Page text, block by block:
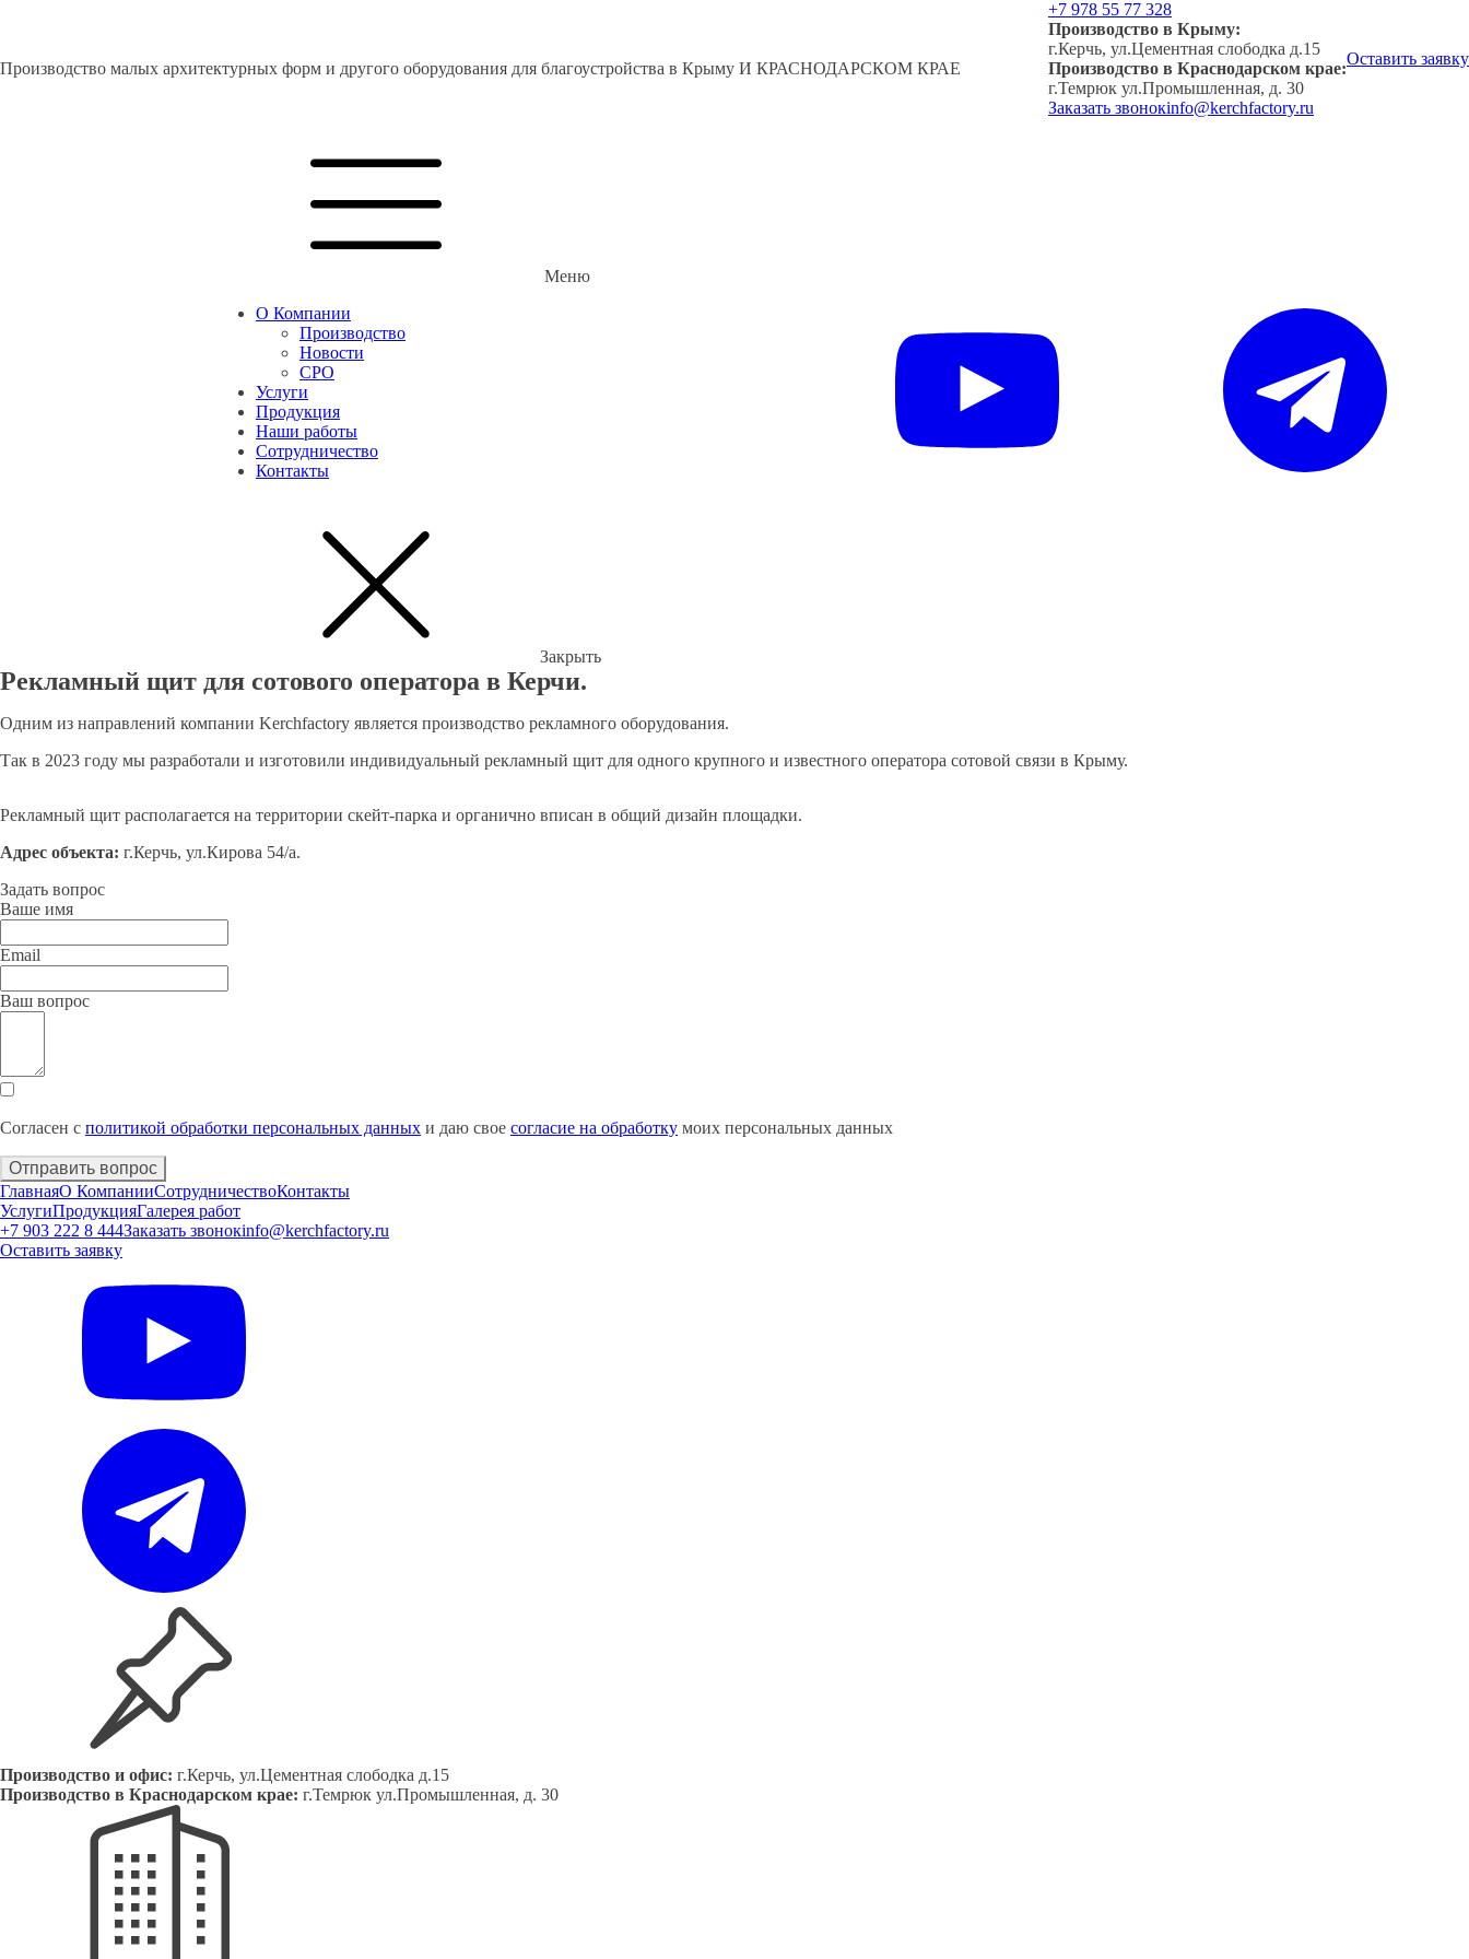
Производство малых архитектурных форм и другого оборудования для благоустройства в Крыму И КРАСНОДАРСКОМ КРАЕ
+7 978 55 77 328
Производство в Крыму:
г.Керчь, ул.Цементная слободка д.15
Производство в Краснодарском крае:
г.Темрюк ул.Промышленная, д. 30
Заказать звонокinfo@kerchfactory.ru
Оставить заявку
Меню
О Компании
Производство
Новости
СРО
Услуги
Продукция
Наши работы
Сотрудничество
Контакты
Закрыть
Рекламный щит для сотового оператора в Керчи.
Одним из направлений компании Kerchfactory является производство рекламного оборудования.
Так в 2023 году мы разработали и изготовили индивидуальный рекламный щит для одного крупного и известного оператора сотовой связи в Крыму.
Рекламный щит располагается на территории скейт-парка и органично вписан в общий дизайн площадки.
Адрес объекта: г.Керчь, ул.Кирова 54/а.
Задать вопрос
Ваше имя
Email
Ваш вопрос
Согласен с политикой обработки персональных данных и даю свое согласие на обработку моих персональных данных
Отправить вопрос
ГлавнаяО КомпанииСотрудничествоКонтакты
УслугиПродукцияГалерея работ
+7 903 222 8 444Заказать звонокinfo@kerchfactory.ru
Оставить заявку
Производство и офис: г.Керчь, ул.Цементная слободка д.15
Производство в Краснодарском крае: г.Темрюк ул.Промышленная, д. 30